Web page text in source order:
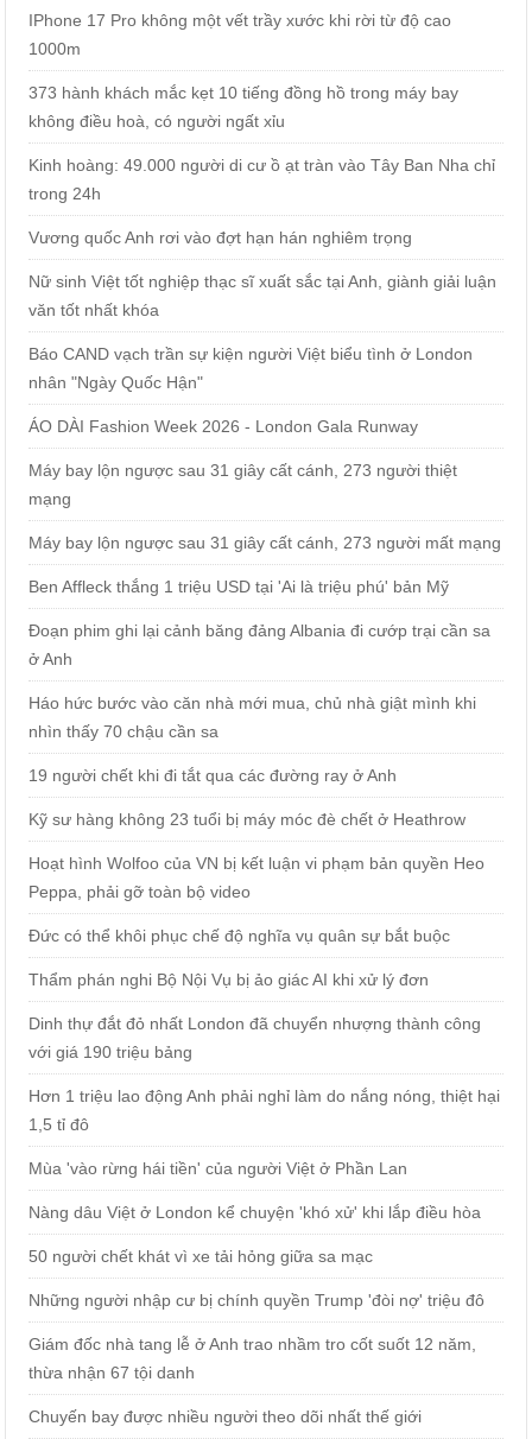
IPhone 17 Pro không một vết trầy xước khi rời từ độ cao
1000m
373 hành khách mắc kẹt 10 tiếng đồng hồ trong máy bay
không điều hoà, có người ngất xỉu
Kinh hoàng: 49.000 người di cư ồ ạt tràn vào Tây Ban Nha chỉ
trong 24h
Vương quốc Anh rơi vào đợt hạn hán nghiêm trọng
Nữ sinh Việt tốt nghiệp thạc sĩ xuất sắc tại Anh, giành giải luận
văn tốt nhất khóa
Báo CAND vạch trần sự kiện người Việt biểu tình ở London
nhân "Ngày Quốc Hận"
ÁO DÀI Fashion Week 2026 - London Gala Runway
Máy bay lộn ngược sau 31 giây cất cánh, 273 người thiệt
mạng
Máy bay lộn ngược sau 31 giây cất cánh, 273 người mất mạng
Ben Affleck thắng 1 triệu USD tại 'Ai là triệu phú' bản Mỹ
Đoạn phim ghi lại cảnh băng đảng Albania đi cướp trại cần sa
ở Anh
Háo hức bước vào căn nhà mới mua, chủ nhà giật mình khi
nhìn thấy 70 chậu cần sa
19 người chết khi đi tắt qua các đường ray ở Anh
Kỹ sư hàng không 23 tuổi bị máy móc đè chết ở Heathrow
Hoạt hình Wolfoo của VN bị kết luận vi phạm bản quyền Heo
Peppa, phải gỡ toàn bộ video
Đức có thể khôi phục chế độ nghĩa vụ quân sự bắt buộc
Thẩm phán nghi Bộ Nội Vụ bị ảo giác AI khi xử lý đơn
Dinh thự đắt đỏ nhất London đã chuyển nhượng thành công
với giá 190 triệu bảng
Hơn 1 triệu lao động Anh phải nghỉ làm do nắng nóng, thiệt hại
1,5 tỉ đô
Mùa 'vào rừng hái tiền' của người Việt ở Phần Lan
Nàng dâu Việt ở London kể chuyện 'khó xử' khi lắp điều hòa
50 người chết khát vì xe tải hỏng giữa sa mạc
Những người nhập cư bị chính quyền Trump 'đòi nợ' triệu đô
Giám đốc nhà tang lễ ở Anh trao nhầm tro cốt suốt 12 năm,
thừa nhận 67 tội danh
Chuyến bay được nhiều người theo dõi nhất thế giới